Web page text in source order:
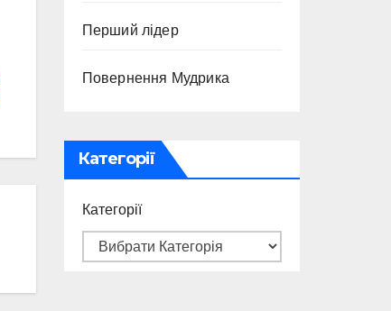
Перший лідер
Повернення Мудрика
Категорії
Категорії